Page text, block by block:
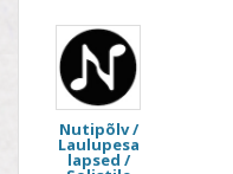
Nutipõlv /
Laulupesa
lapsed /